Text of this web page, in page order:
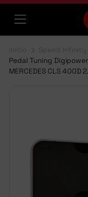
Pedal Tuning
MERCEDES CLS 400D